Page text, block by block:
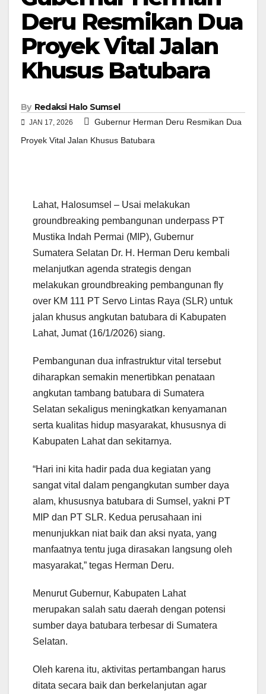
Deru Resmikan Dua
Proyek Vital Jalan
Khusus Batubara
By Redaksi Halo Sumsel
JAN 17, 2026
Gubernur Herman Deru Resmikan Dua
Proyek Vital Jalan Khusus Batubara
Lahat, Halosumsel – Usai melakukan
groundbreaking pembangunan underpass PT
Mustika Indah Permai (MIP), Gubernur
Sumatera Selatan Dr. H. Herman Deru kembali
melanjutkan agenda strategis dengan
melakukan groundbreaking pembangunan fly
over KM 111 PT Servo Lintas Raya (SLR) untuk
jalan khusus angkutan batubara di Kabupaten
Lahat, Jumat (16/1/2026) siang.
Pembangunan dua infrastruktur vital tersebut
diharapkan semakin menertibkan penataan
angkutan tambang batubara di Sumatera
Selatan sekaligus meningkatkan kenyamanan
serta kualitas hidup masyarakat, khususnya di
Kabupaten Lahat dan sekitarnya.
“Hari ini kita hadir pada dua kegiatan yang
sangat vital dalam pengangkutan sumber daya
alam, khususnya batubara di Sumsel, yakni PT
MIP dan PT SLR. Kedua perusahaan ini
menunjukkan niat baik dan aksi nyata, yang
manfaatnya tentu juga dirasakan langsung oleh
masyarakat,” tegas Herman Deru.
Menurut Gubernur, Kabupaten Lahat
merupakan salah satu daerah dengan potensi
sumber daya batubara terbesar di Sumatera
Selatan.
Oleh karena itu, aktivitas pertambangan harus
ditata secara baik dan berkelanjutan agar